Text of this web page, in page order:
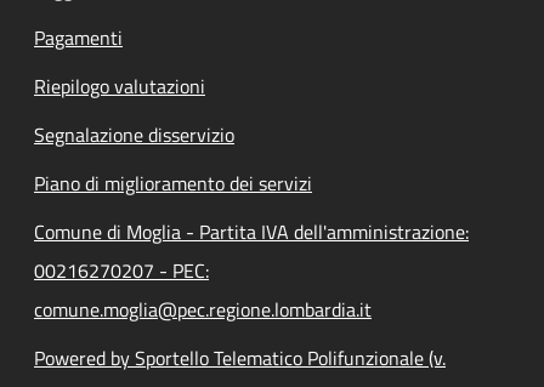
Pagamenti
Riepilogo valutazioni
Segnalazione disservizio
Piano di miglioramento dei servizi
Comune di Moglia - Partita IVA dell'amministrazione:
00216270207 - PEC:
comune.moglia@pec.regione.lombardia.it
Powered by Sportello Telematico Polifunzionale (v.